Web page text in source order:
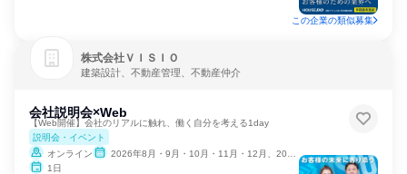
この企業の類似募集
株式会社ＶＩＳＩＯ
建築設計、不動産管理、不動産仲介
会社説明会×Web
【Web開催】会社のリアルに触れ、働く自分を考える1day
説明会・イベント
オンライン
2026年8月・9月・10月・11月・12月、2027年1月・2月
1日